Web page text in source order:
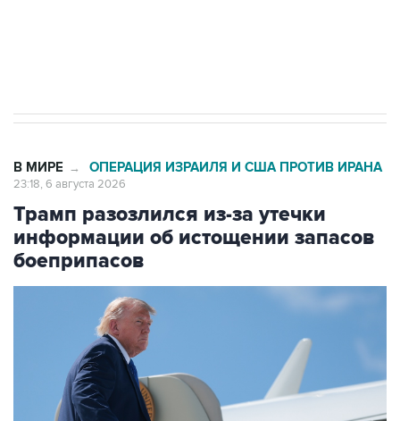
В МИРЕ → ОПЕРАЦИЯ ИЗРАИЛЯ И США ПРОТИВ ИРАНА
23:18, 6 августа 2026
Трамп разозлился из-за утечки
информации об истощении запасов
боеприпасов